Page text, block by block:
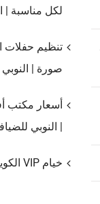
لكل مناسبة |
تنظيم حفلات
صورة | النوبي
أسعار مكتب
| النوبي
خيام VIP الكويت | النوبي للضيافة لتجهيز المناسبات الفاخرة